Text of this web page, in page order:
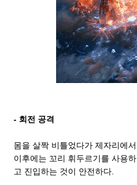
- 회전 공격
몸을 살짝 비틀었다가 제자리에
이후에는 꼬리 휘두르기를 사용
고 진입하는 것이 안전하다.